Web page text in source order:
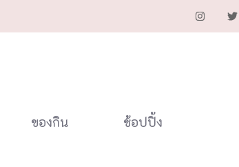
ของกิน ช้อปปิ้ง